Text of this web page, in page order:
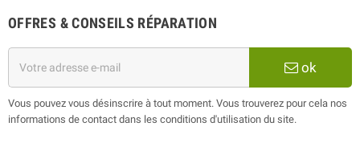
OFFRES & CONSEILS RÉPARATION
ok
Vous pouvez vous désinscrire à tout moment. Vous trouverez pour cela nos
informations de contact dans les conditions d'utilisation du site.